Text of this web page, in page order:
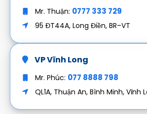
Mr. Thuận: 0777 333 729
95 ĐT44A, Long Điền, BR–VT
VP Vĩnh Long
Mr. Phúc: 077 8888 798
QL1A, Thuận An, Bình Minh, Vĩnh